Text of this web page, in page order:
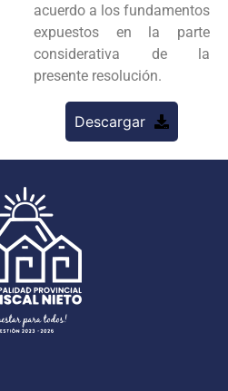
acuerdo a los fundamentos
expuestos en la parte
considerativa de la
presente resolución.
Descargar